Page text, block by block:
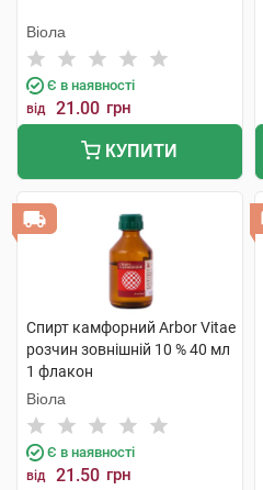
Віола
Є в наявності
від 21.00 грн
КУПИТИ
Спирт камфорний Arbor Vitae
розчин зовнішній 10 % 40 мл
1 флакон
Віола
Є в наявності
від 21.50 грн